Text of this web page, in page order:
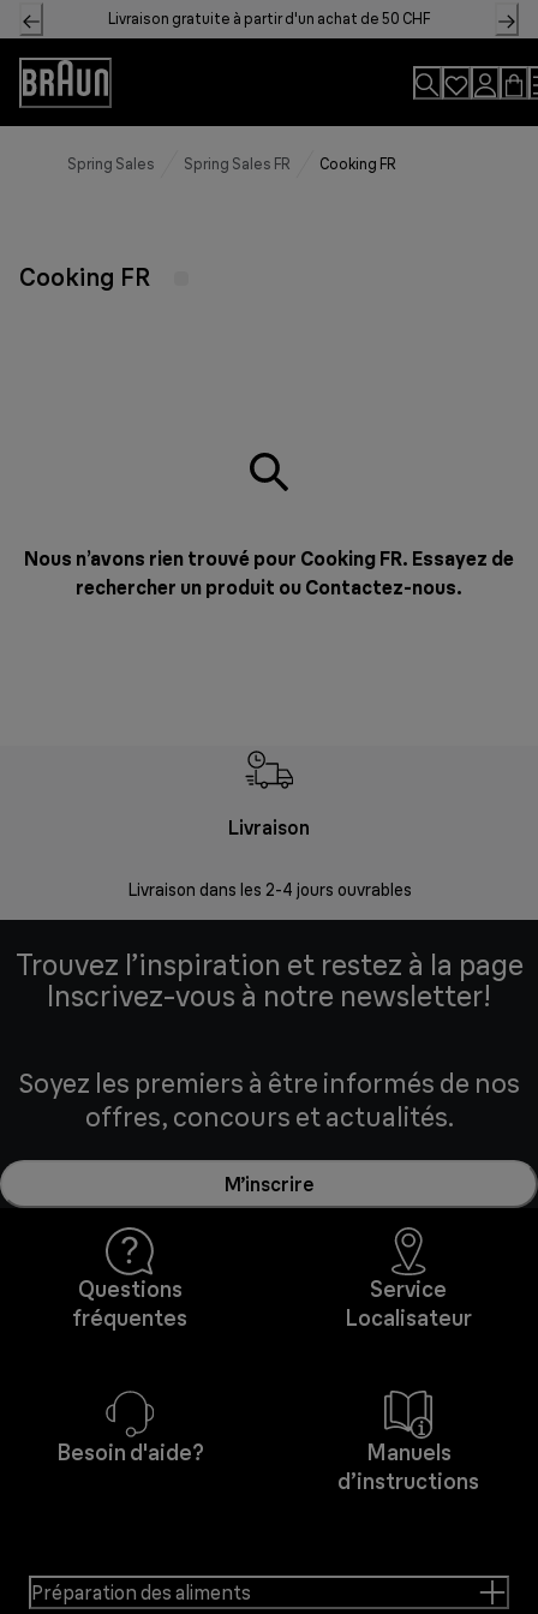
Skip
to
Content
Livraison gratuite à partir d'un achat de 50 CHF
Accessibility
Statement
Spring Sales Spring Sales FR Cooking FR
Cooking FR
Nous n’avons rien trouvé pour Cooking FR. Essayez de
rechercher un produit ou Contactez-nous.
Livraison
Livraison dans les 2-4 jours ouvrables
Trouvez l’inspiration et restez à la page
Inscrivez-vous à notre newsletter!
Soyez les premiers à être informés de nos
offres, concours et actualités.
M’inscrire
Questions
fréquentes
Service
Localisateur
Besoin d'aide?
Manuels
d’instructions
Préparation des aliments